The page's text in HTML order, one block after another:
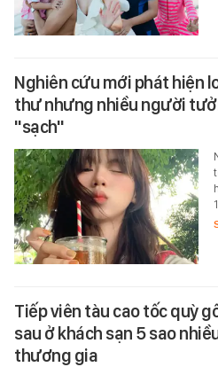
Nghiên cứu mới phát hiện
thư nhưng nhiều người
"sạch"
Tiếp viên tàu cao tốc quỳ
sau ở khách sạn 5 sao
thương gia